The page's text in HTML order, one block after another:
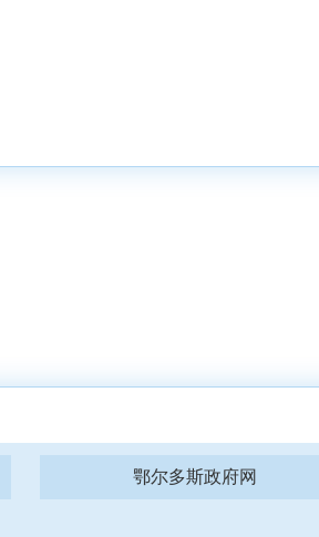
鄂尔多斯政府网